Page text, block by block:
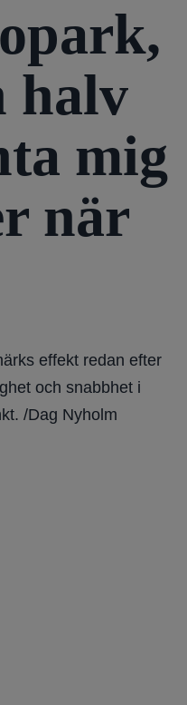
halv
mig
när
effekt redan efter
och snabbhet i
/Dag Nyholm